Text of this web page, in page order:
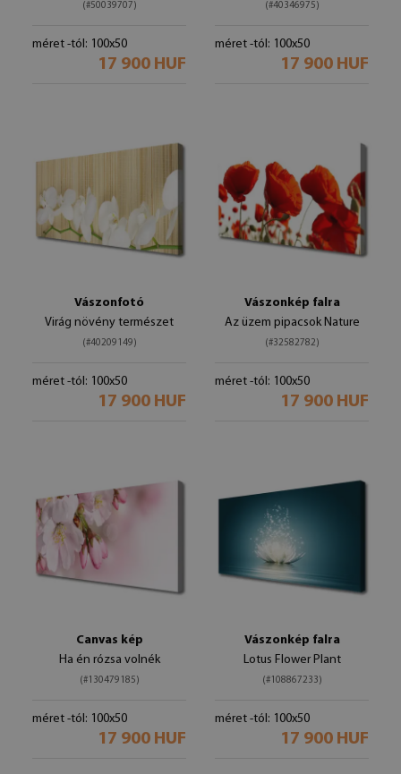
(#50039707)
méret -tól: 100x50
17 900 HUF
(#40346975)
méret -tól: 100x50
17 900 HUF
Vászonfotó
Virág növény természet
(#40209149)
méret -tól: 100x50
17 900 HUF
Vászonkép falra
Az üzem pipacsok Nature
(#32582782)
méret -tól: 100x50
17 900 HUF
Canvas kép
Ha én rózsa volnék
(#130479185)
méret -tól: 100x50
17 900 HUF
Vászonkép falra
Lotus Flower Plant
(#108867233)
méret -tól: 100x50
17 900 HUF